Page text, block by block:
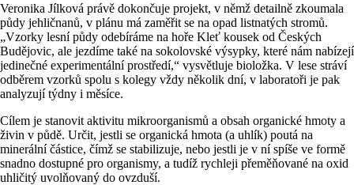
Veronika Jílková právě dokončuje projekt, v němž detailně zkoumala
půdy jehličnanů, v plánu má zaměřit se na opad listnatých stromů.
„Vzorky lesní půdy odebíráme na hoře Kleť kousek od Českých
Budějovic, ale jezdíme také na sokolovské výsypky, které nám nabízejí
jedinečné experimentální prostředí,“ vysvětluje bioložka. V lese stráví
odběrem vzorků spolu s kolegy vždy několik dní, v laboratoři je pak
analyzují týdny i měsíce.
Cílem je stanovit aktivitu mikroorganismů a obsah organické hmoty a
živin v půdě. Určit, jestli se organická hmota (a uhlík) poutá na
minerální částice, čímž se stabilizuje, nebo jestli je v ní spíše ve formě
snadno dostupné pro organismy, a tudíž rychleji přeměňované na oxid
uhličitý uvolňovaný do ovzduší.